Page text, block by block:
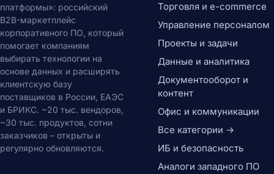
платформы»: российский
B2B-маркетплейс
корпоративного ПО, который
помогает компаниям
выбирать технологии на
основе данных и расширять
клиентскую базу
поставщиков в России, ЕАЭС
и БРИКС. ~20 тыс. вендоров,
~30 тыс. продуктов, сотни
заказчиков – открыты и
регулярно обновляются.
Торговля и e-commerce
Управление персоналом
Проекты и задачи
Данные и аналитика
Документооборот и
контент
Офис и коммуникации
Все категории →
ИБ и безопасность
Аналоги западного ПО